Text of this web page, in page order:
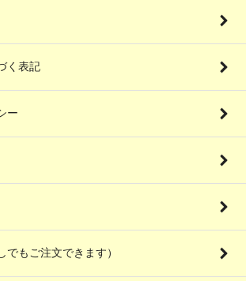
く表記
ー
もご注文できます）